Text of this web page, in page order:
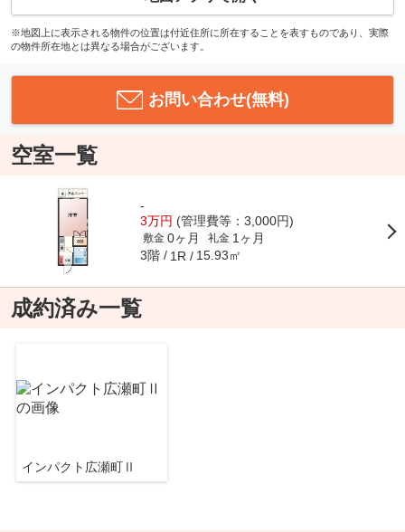
※地図上に表示される物件の位置は付近住所に所在することを表すものであり、実際
の物件所在地とは異なる場合がございます。
お問い合わせ(無料)
空室一覧
-
3万円 (管理費等：3,000円)
敷金 0ヶ月 礼金 1ヶ月
3階 1R 15.93㎡
成約済み一覧
インパクト広瀬町Ⅱ